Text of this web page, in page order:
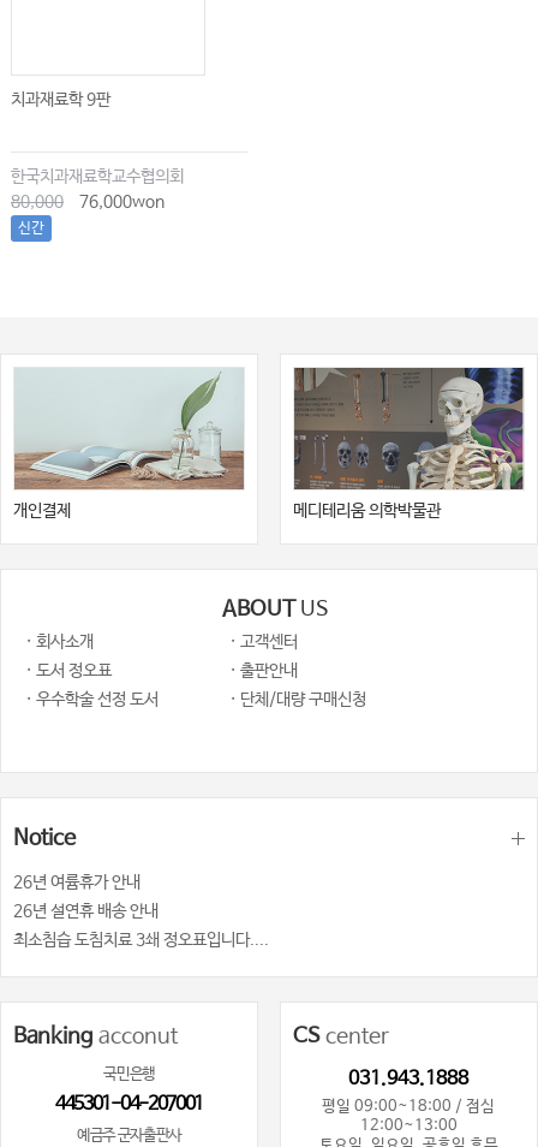
치과재료학 9판
한국치과재료학교수협의회
80,000
76,000won
신간
개인결제 메디테리움 의학박물관
ABOUT US
· 회사소개
· 고객센터
· 도서 정오표
· 출판안내
· 우수학술 선정 도서
· 단체/대량 구매신청
Notice
26년 여륨휴가 안내
26년 설연휴 배송 안내
최소침습 도침치료 3쇄 정오표입니다....
Banking acconut
국민은행
445301-04-207001
예금주 군자출판사
CScenter
031.943.1888
평일 09:00~18:00 / 점심
12:00~13:00